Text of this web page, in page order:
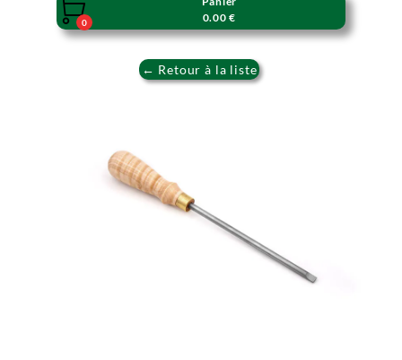

0
0.00 €
← Retour à la liste